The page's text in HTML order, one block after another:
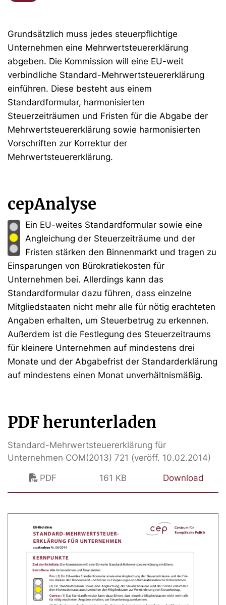
Grundsätzlich muss jedes steuerpflichtige
Unternehmen eine Mehrwertsteuererklärung
abgeben. Die Kommission will eine EU-weit
verbindliche Standard-Mehrwertsteuererklärung
einführen. Diese besteht aus einem
Standardformular, harmonisierten
Steuerzeiträumen und Fristen für die Abgabe der
Mehrwertsteuererklärung sowie harmonisierten
Vorschriften zur Korrektur der
Mehrwertsteuererklärung.
cepAnalyse
Ein EU-weites Standardformular sowie eine
Angleichung der Steuerzeiträume und der
Fristen stärken den Binnenmarkt und tragen zu
Einsparungen von Bürokratiekosten für
Unternehmen bei. Allerdings kann das
Standardformular dazu führen, dass einzelne
Mitgliedstaaten nicht mehr alle für nötig erachteten
Angaben erhalten, um Steuerbetrug zu erkennen.
Außerdem ist die Festlegung des Steuerzeitraums
für kleinere Unternehmen auf mindestens drei
Monate und der Abgabefrist der Standarderklärung
auf mindestens einen Monat unverhältnismäßig.
PDF herunterladen
Standard-Mehrwertsteuererklärung für
Unternehmen COM(2013) 721 (veröff. 10.02.2014)
PDF
161 KB Download